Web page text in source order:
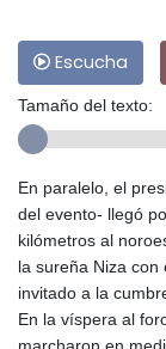
Escucha
Tamaño del texto:
En paralelo, el
del evento- llegó
kilómetros al
la sureña Niza con
invitado a la
En la víspera al
marcharon en